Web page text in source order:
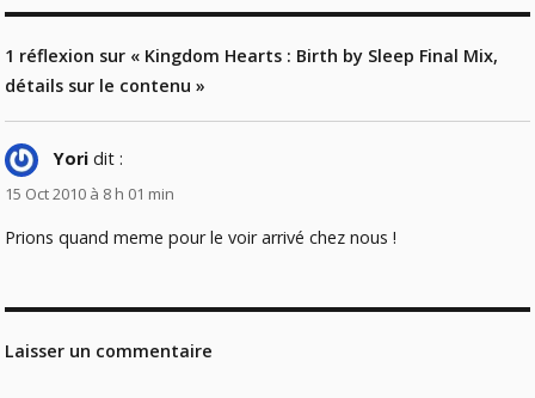
1 réflexion sur « Kingdom Hearts : Birth by Sleep Final Mix,
détails sur le contenu »
Yori dit :
15 Oct 2010 à 8 h 01 min
Prions quand meme pour le voir arrivé chez nous !
Laisser un commentaire